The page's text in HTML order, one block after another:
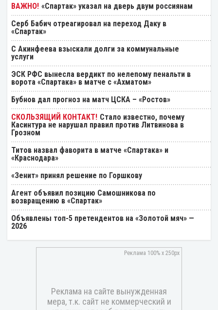
«Спартак» указал на дверь двум россиянам
Серб Бабич отреагировал на переход Даку в
«Спартак»
С Акинфеева взыскали долги за коммунальные
услуги
ЭСК РФС вынесла вердикт по нелепому пенальти в
ворота «Спартака» в матче с «Ахматом»
Бубнов дал прогноз на матч ЦСКА – «Ростов»
Стало известно, почему
Касинтура не нарушал правил против Литвинова в
Грозном
Титов назвал фаворита в матче «Спартака» и
«Краснодара»
«Зенит» принял решение по Горшкову
Агент объявил позицию Самошникова по
возвращению в «Спартак»
Объявлены топ-5 претендентов на «Золотой мяч» —
2026